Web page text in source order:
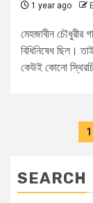
1 year ago
মেহজাবীন চৌধুরীর
বিধিনিষেধ ছিল।
কেউই কোনো
1
SEARCH